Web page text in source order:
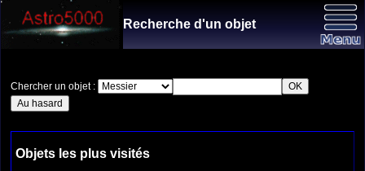
Recherche d'un objet
Chercher un objet :
Objets les plus visités